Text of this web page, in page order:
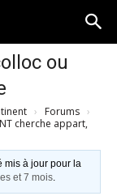
ou
› Forums ›
cherche appart,
mis à jour pour la
et 7 mois.